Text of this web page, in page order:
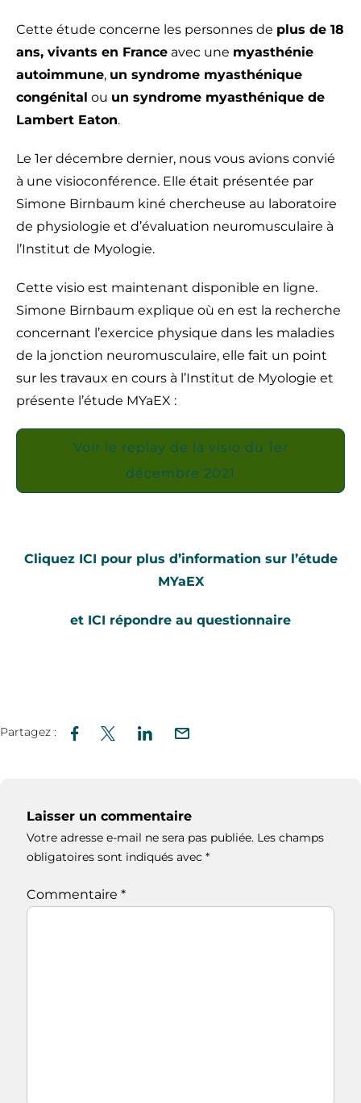
Cette étude concerne les personnes de plus de 18
ans, vivants en France avec une myasthénie
autoimmune, un syndrome myasthénique
congénital ou un syndrome myasthénique de
Lambert Eaton.
Le 1er décembre dernier, nous vous avions convié
à une visioconférence. Elle était présentée par
Simone Birnbaum kiné chercheuse au laboratoire
de physiologie et d’évaluation neuromusculaire à
l’Institut de Myologie.
Cette visio est maintenant disponible en ligne.
Simone Birnbaum explique où en est la recherche
concernant l’exercice physique dans les maladies
de la jonction neuromusculaire, elle fait un point
sur les travaux en cours à l’Institut de Myologie et
présente l’étude MYaEX :
Voir le replay de la visio du 1er
décembre 2021
Cliquez ICI pour plus d’information sur l’étude
MYaEX
et ICI répondre au questionnaire
Partagez :
Laisser un commentaire
Votre adresse e-mail ne sera pas publiée. Les champs
obligatoires sont indiqués avec *
Commentaire *